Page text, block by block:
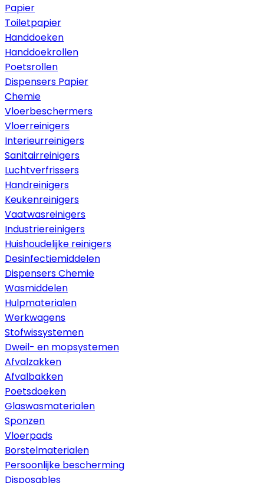
Papier
Toiletpapier
Handdoeken
Handdoekrollen
Poetsrollen
Dispensers Papier
Chemie
Vloerbeschermers
Vloerreinigers
Interieurreinigers
Sanitairreinigers
Luchtverfrissers
Handreinigers
Keukenreinigers
Vaatwasreinigers
Industriereinigers
Huishoudelijke reinigers
Desinfectiemiddelen
Dispensers Chemie
Wasmiddelen
Hulpmaterialen
Werkwagens
Stofwissystemen
Dweil- en mopsystemen
Afvalzakken
Afvalbakken
Poetsdoeken
Glaswasmaterialen
Sponzen
Vloerpads
Borstelmaterialen
Persoonlijke bescherming
Disposables